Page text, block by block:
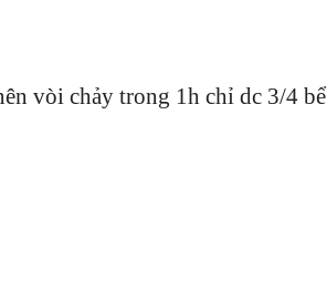
vòi chảy trong 1h chỉ dc 3/4 bể